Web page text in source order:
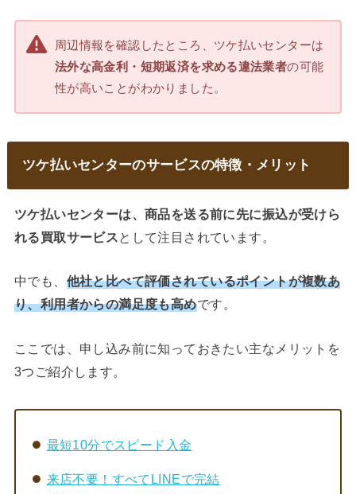
周辺情報を確認したところ、ツケ払いセンターは
法外な高金利・短期返済を求める違法業者の可能
性が高いことがわかりました。
ツケ払いセンターのサービスの特徴・メリット
ツケ払いセンターは、商品を送る前に先に振込が受けら
れる買取サービスとして注目されています。
中でも、 他社と比べて評価されているポイントが複数あ
り、利用者からの満足度も高めです。
ここでは、申し込み前に知っておきたい主なメリットを
3つご紹介します。
最短10分でスピード入金
来店不要！すべてLINEで完結